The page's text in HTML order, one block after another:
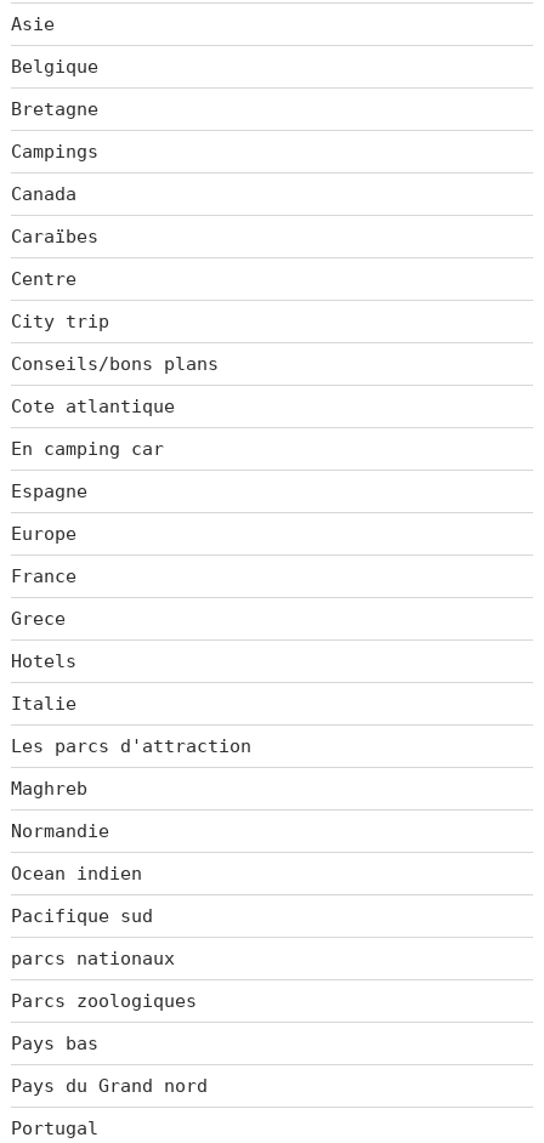
Asie
Belgique
Bretagne
Campings
Canada
Caraïbes
Centre
City trip
Conseils/bons plans
Cote atlantique
En camping car
Espagne
Europe
France
Grece
Hotels
Italie
Les parcs d'attraction
Maghreb
Normandie
Ocean indien
Pacifique sud
parcs nationaux
Parcs zoologiques
Pays bas
Pays du Grand nord
Portugal